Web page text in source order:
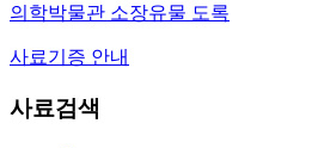
의학박물관 소장유물 도록
사료기증 안내
사료검색